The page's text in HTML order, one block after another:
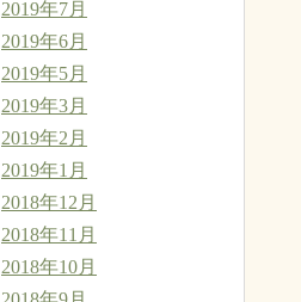
2019年7月
2019年6月
2019年5月
2019年3月
2019年2月
2019年1月
2018年12月
2018年11月
2018年10月